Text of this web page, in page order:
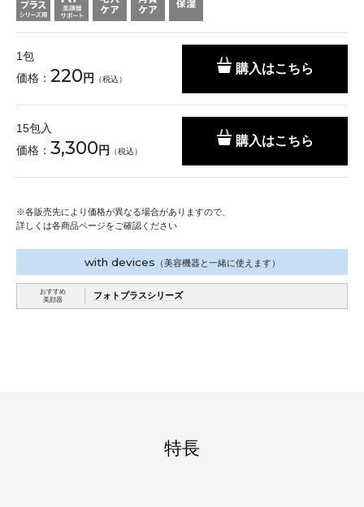
1包
価格： 220 円 （税込）
購入はこちら
15包入
価格： 3,300 円 （税込）
購入はこちら
※各販売先により価格が異なる場合がありますので、
詳しくは各商品ページをご確認ください
with devices （美容機器と一緒に使えます）
おすすめ
美顔器
フォトプラスシリーズ
特長